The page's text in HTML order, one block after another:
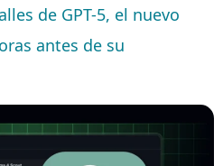
de GPT-5, el nuevo
antes de su